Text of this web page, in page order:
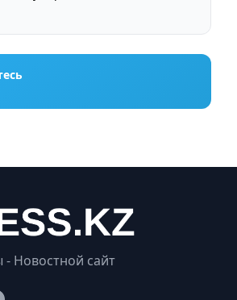
мощностью 125 МВт
Новостной сайт